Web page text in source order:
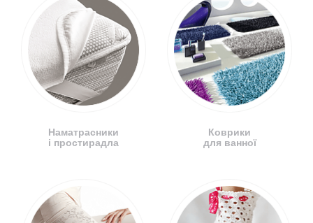
Наматрасники
і простирадла
Коврики
для ванної